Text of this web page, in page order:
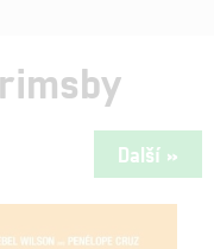
Další »